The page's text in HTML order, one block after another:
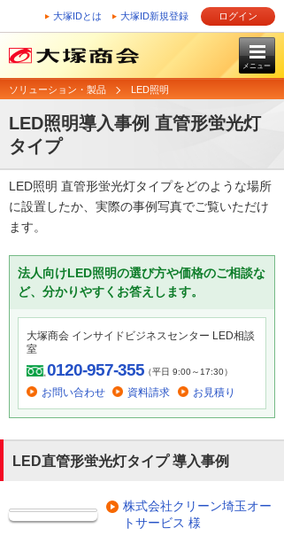
大塚IDとは 大塚ID新規登録 ログイン
メニュー
ソリューション・製品 LED照明
LED照明導入事例 直管形蛍光灯
タイプ
LED照明 直管形蛍光灯タイプをどのような場所
に設置したか、実際の事例写真でご覧いただけ
ます。
法人向けLED照明の選び方や価格のご相談な
ど、分かりやすくお答えします。
大塚商会 インサイドビジネスセンター LED相談
室
0120-957-355（平日 9:00～17:30）
お問い合わせ 資料請求 お見積り
LED直管形蛍光灯タイプ 導入事例
株式会社クリーン埼玉オー
トサービス 様